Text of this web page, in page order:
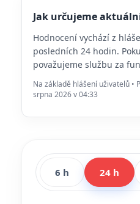
Jak určujeme
Hodnocení vychází z
posledních 24 hodin.
považujeme službu za
Na základě hlášení uživatelů •
srpna 2026 v 04:33
6 h 24 h